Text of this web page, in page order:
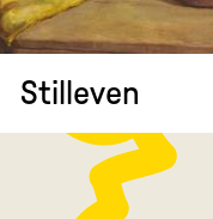
Stilleven